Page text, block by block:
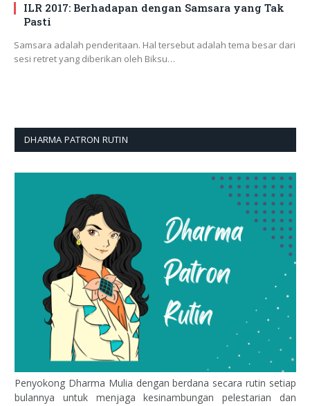
ILR 2017: Berhadapan dengan Samsara yang Tak
Pasti
Samsara adalah penderitaan. Hal tersebut adalah tema besar dari
sesi retret yang diberikan oleh Biksu…
DHARMA PATRON RUTIN
Penyokong Dharma Mulia dengan berdana secara rutin setiap
bulannya untuk menjaga kesinambungan pelestarian dan